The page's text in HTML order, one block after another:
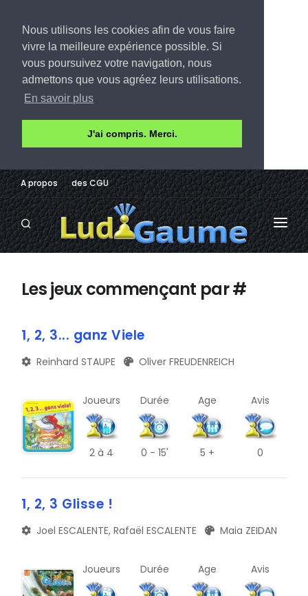
Nous utilisons les cookies afin de vous faire
vivre la meilleure expérience possible. Si
vous poursuivez votre navigation, nous
admettons que vous agréez leurs utilisations.
En savoir plus
J'ai compris. Merci.
A propos des CGU
LUDOTHÈQUE
E
Q
U
Y
B
F
N
AVIS
CONTACT
Les jeux commençant par #
1, 2, 3... ganz Viele
Reinhard STAUPE Oliver FREUDENREICH
Joueurs
2 à 4
Durée
0 - 15'
Age
5 +
Avis
0
1, 2, 3 Glisse !
Joel ESCALENTE, Rafaël ESCALENTE Maia ZEIDAN
Joueurs Durée Age Avis